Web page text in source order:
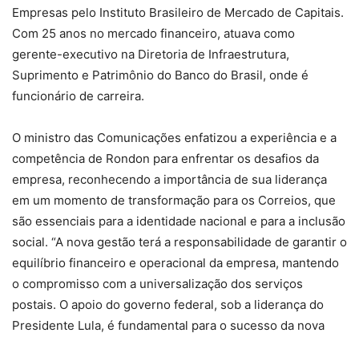
Empresas pelo Instituto Brasileiro de Mercado de Capitais.
Com 25 anos no mercado financeiro, atuava como
gerente-executivo na Diretoria de Infraestrutura,
Suprimento e Patrimônio do Banco do Brasil, onde é
funcionário de carreira.
O ministro das Comunicações enfatizou a experiência e a
competência de Rondon para enfrentar os desafios da
empresa, reconhecendo a importância de sua liderança
em um momento de transformação para os Correios, que
são essenciais para a identidade nacional e para a inclusão
social. “A nova gestão terá a responsabilidade de garantir o
equilíbrio financeiro e operacional da empresa, mantendo
o compromisso com a universalização dos serviços
postais. O apoio do governo federal, sob a liderança do
Presidente Lula, é fundamental para o sucesso da nova